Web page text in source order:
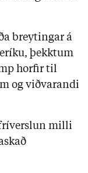
breytingar á
þekktum
horfir til
og viðvarandi
milli